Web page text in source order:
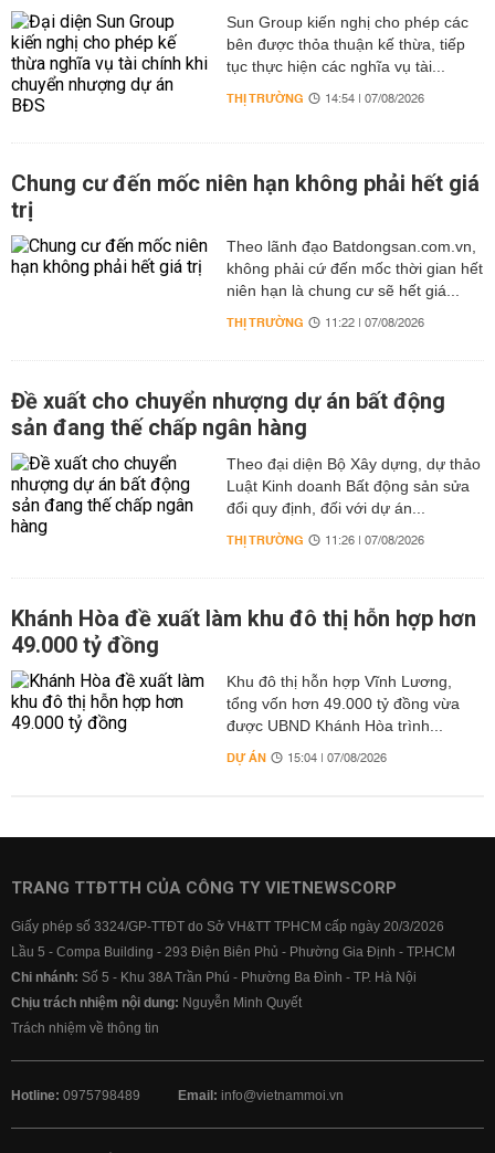
Sun Group kiến nghị cho phép các
bên được thỏa thuận kế thừa, tiếp
tục thực hiện các nghĩa vụ tài...
THỊ TRƯỜNG 14:54 | 07/08/2026
Chung cư đến mốc niên hạn không phải hết giá
trị
Theo lãnh đạo Batdongsan.com.vn,
không phải cứ đến mốc thời gian hết
niên hạn là chung cư sẽ hết giá...
THỊ TRƯỜNG 11:22 | 07/08/2026
Đề xuất cho chuyển nhượng dự án bất động
sản đang thế chấp ngân hàng
Theo đại diện Bộ Xây dựng, dự thảo
Luật Kinh doanh Bất động sản sửa
đổi quy định, đối với dự án...
THỊ TRƯỜNG 11:26 | 07/08/2026
Khánh Hòa đề xuất làm khu đô thị hỗn hợp hơn
49.000 tỷ đồng
Khu đô thị hỗn hợp Vĩnh Lương,
tổng vốn hơn 49.000 tỷ đồng vừa
được UBND Khánh Hòa trình...
DỰ ÁN 15:04 | 07/08/2026
TRANG TTĐTTH CỦA CÔNG TY VIETNEWSCORP
Giấy phép số 3324/GP-TTĐT do Sở VH&TT TPHCM cấp ngày 20/3/2026
Lầu 5 - Compa Building - 293 Điện Biên Phủ - Phường Gia Định - TP.HCM
Chi nhánh: Số 5 - Khu 38A Trần Phú - Phường Ba Đình - TP. Hà Nội
Chịu trách nhiệm nội dung: Nguyễn Minh Quyết
Trách nhiệm về thông tin
Hotline: 0975798489 Email: info@vietnammoi.vn